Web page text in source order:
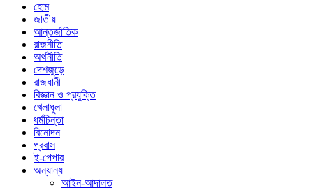
হোম
জাতীয়
আন্তর্জাতিক
রাজনীতি
অর্থনীতি
দেশজুড়ে
রাজধানী
বিজ্ঞান ও প্রযুক্তি
খেলাধুলা
ধর্মচিন্তা
বিনোদন
প্রবাস
ই-পেপার
অন্যান্য
আইন-আদালত